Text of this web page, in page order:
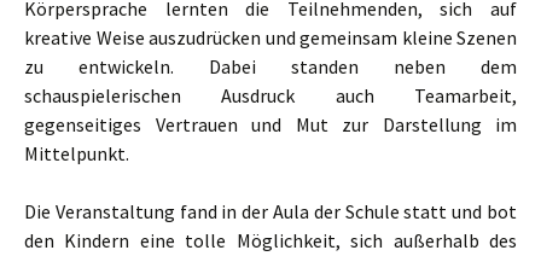
Körpersprache lernten die Teilnehmenden, sich auf
kreative Weise auszudrücken und gemeinsam kleine Szenen
zu entwickeln. Dabei standen neben dem
schauspielerischen Ausdruck auch Teamarbeit,
gegenseitiges Vertrauen und Mut zur Darstellung im
Mittelpunkt.
Die Veranstaltung fand in der Aula der Schule statt und bot
den Kindern eine tolle Möglichkeit, sich außerhalb des